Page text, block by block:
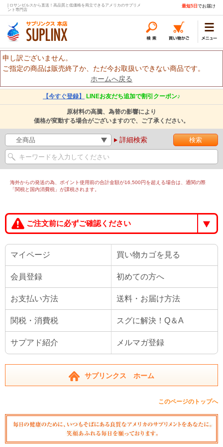
| ロサンゼルスから直送！高品質と低価格を両立できるアメリカのサプリメ
ント専門店
最短5日 でお届け
申し訳ございません。
ご指定の商品は販売終了か、ただ今お取扱いできない商品です。
ホームへ戻る
【今すぐ登録】 LINEお友だち追加で割引クーポン♪
原材料の高騰、為替の影響により
価格が変動する場合がございますので、ご了承ください。
詳細検索
海外からの発送の為、ポイント使用前の合計金額が16,500円を超える場合は、通関の際
「関税と国内消費税」が課税されます。
ご注文前に必ずご確認ください
マイページ 買い物カゴを見る
会員登録 初めての方へ
お支払い方法 送料・お届け方法
関税・消費税 スグに解決！Q＆A
サプアド紹介 メルマガ登録
サプリンクス ホーム
このページのトップへ